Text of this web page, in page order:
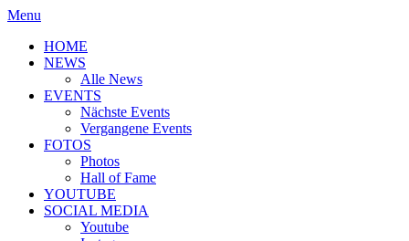
Menu
HOME
NEWS
Alle News
EVENTS
Nächste Events
Vergangene Events
FOTOS
Photos
Hall of Fame
YOUTUBE
SOCIAL MEDIA
Youtube